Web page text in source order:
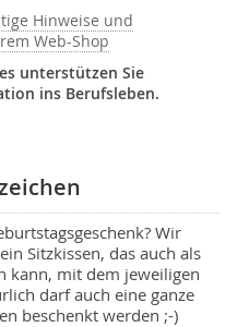
Hinweise und
Web-Shop
unterstützen Sie
ins Berufsleben.
Wir
Sitzkissen, das auch als
kann, mit dem jeweiligen
darf auch eine ganze
beschenkt werden ;-)